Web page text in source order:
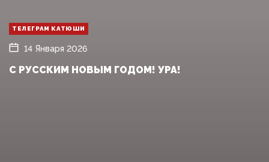
ТЕЛЕГРАМ КАТЮШИ
14 Января 2026
С РУССКИМ НОВЫМ ГОДОМ! УРА!